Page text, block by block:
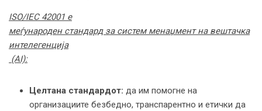
ISO/IEC 42001 е
меѓународен стандард за систем менаџмент на вештачка
интелегенција
(AI):
Целтана стандардот: да им помогне на
организациите безбедно, транспарентно и етички да